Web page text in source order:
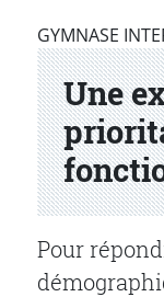
Une
GYMNASE
Pour